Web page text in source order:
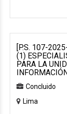
[P.S. 107-
(1)
PARA LA
Concluido
Lima